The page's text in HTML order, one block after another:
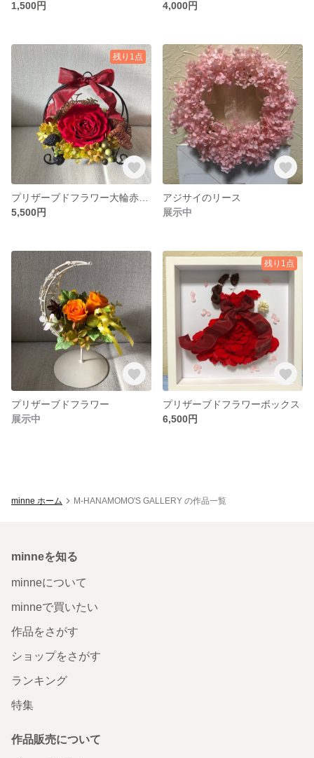
1,500円 4,000円
残り1点
5,500円
アジサイのリース
展示中
プリザーブドフラワー
展示中
残り1点
プリザーブドフラワーボックス
6,500円
minne ホーム M-HANAMOMO'S GALLERY の作品一覧
minneを知る
minneについて
minneで買いたい
作品をさがす
ショップをさがす
ランキング
特集
作品販売について